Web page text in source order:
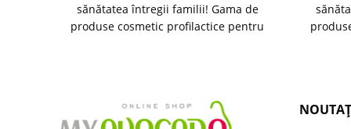
sănătatea întregii familii! Gama de
produse cosmetic profilactice pentru